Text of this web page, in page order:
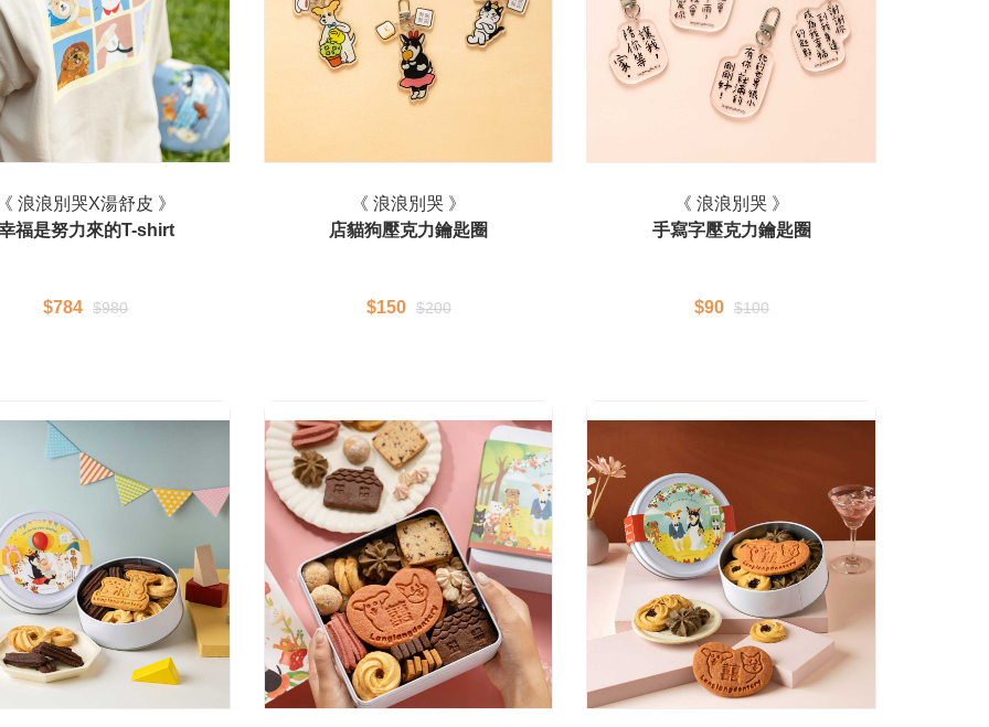
浪浪別哭X湯舒皮 》
福是努力來的T-shirt
$784 $980
《 浪浪別哭 》
店貓狗壓克力鑰匙圈
$150 $200
《 浪浪別哭 》
手寫字壓克力鑰匙圈
$90 $100